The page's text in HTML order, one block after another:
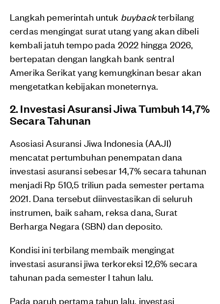
Langkah pemerintah untuk buybackterbilang
cerdas mengingat surat utang yang akan dibeli
kembali jatuh tempo pada 2022 hingga 2026,
bertepatan dengan langkah bank sentral
Amerika Serikat yang kemungkinan besar akan
mengetatkan kebijakan moneternya.
2. Investasi Asuransi Jiwa Tumbuh 14,7%
Secara Tahunan
Asosiasi Asuransi Jiwa Indonesia (AAJI)
mencatat pertumbuhan penempatan dana
investasi asuransi sebesar 14,7% secara tahunan
menjadi Rp 510,5 triliun pada semester pertama
2021. Dana tersebut diinvestasikan di seluruh
instrumen, baik saham, reksa dana, Surat
Berharga Negara (SBN) dan deposito.
Kondisi ini terbilang membaik mengingat
investasi asuransi jiwa terkoreksi 12,6% secara
tahunan pada semester I tahun lalu.
Pada paruh pertama tahun lalu, investasi